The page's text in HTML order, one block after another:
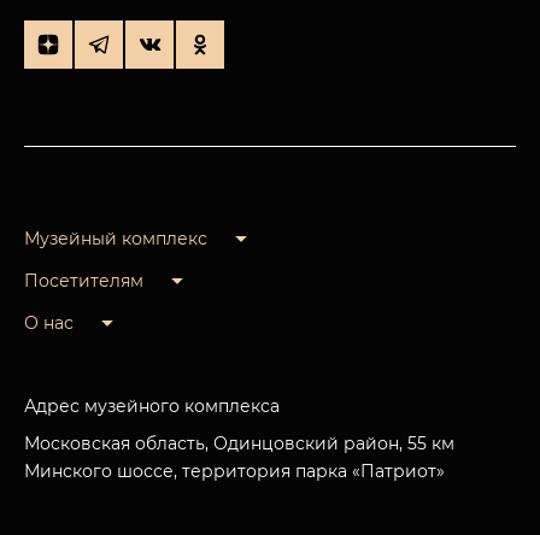
Музейный комплекс
Посетителям
О нас
Адрес музейного комплекса
Московская область, Одинцовский район, 55 км
Минского шоссе, территория парка «Патриот»